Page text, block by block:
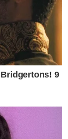
9